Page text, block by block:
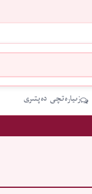
زىيارەتچى دەپتىرى